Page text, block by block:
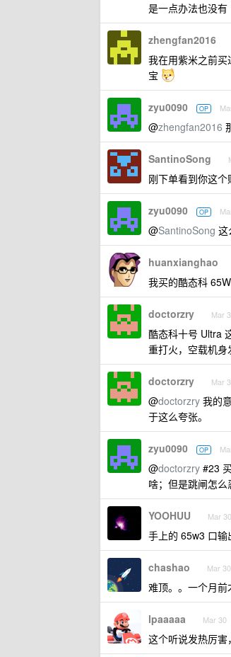
是一点办法也没有
zhengfan2016
我在用紫米之前
宝
zyu0090 OP
@zhengfan2016
SantinoSong
刚下单看到你这个
zyu0090 OP
@SantinoSong 这
huanxianghao
我买的酷态科
doctorzry Mar
酷态科十号 Ultra
重打火，空载机身
doctorzry Mar
@doctorzry 我的
于这么夸张。
zyu0090 OP
@doctorzry #23
啥；但是跳闸怎么
YOOHUU Mar 30
手上的 65w3 口
chashao Mar 30
难顶。。一个月
lpaaaaa Mar 30
这个听说发热厉害